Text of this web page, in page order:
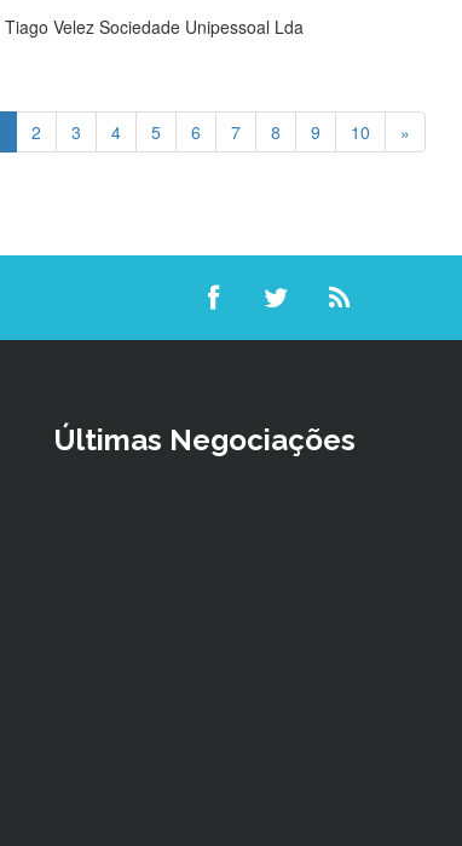
Tiago Velez Sociedade Unipessoal Lda
2 3 4 5 6 7 8 9 10 »
Últimas Negociações